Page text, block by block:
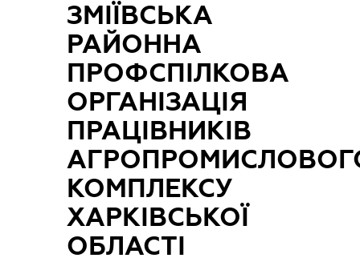
ЗМІЇВСЬКА
РАЙОННА
ПРОФСПІЛКОВА
ОРГАНІЗАЦІЯ
ПРАЦІВНИКІВ
КОМПЛЕКСУ
ХАРКІВСЬКОЇ
ОБЛАСТІ